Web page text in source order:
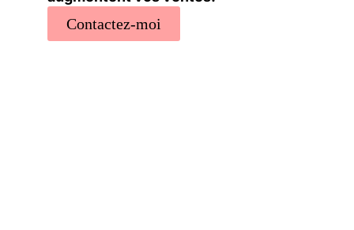
Contactez-moi